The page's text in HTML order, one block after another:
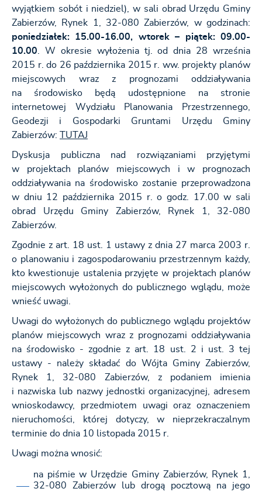
wyjątkiem sobót i niedziel), w sali obrad Urzędu Gminy
Zabierzów, Rynek 1, 32-080 Zabierzów, w godzinach:
poniedziałek: 15.00-16.00, wtorek – piątek: 09.00-
10.00 . W okresie wyłożenia tj. od dnia 28 września
2015 r. do 26 października 2015 r. ww. projekty planów
miejscowych wraz z prognozami oddziaływania
na środowisko będą udostępnione na stronie
internetowej Wydziału Planowania Przestrzennego,
Geodezji i Gospodarki Gruntami Urzędu Gminy
Zabierzów:
TUTAJ
Dyskusja publiczna nad rozwiązaniami przyjętymi
w projektach planów miejscowych i w prognozach
oddziaływania na środowisko zostanie przeprowadzona
w dniu 12 października 2015 r. o godz. 17.00 w sali
obrad Urzędu Gminy Zabierzów, Rynek 1, 32-080
Zabierzów.
Zgodnie z art. 18 ust. 1 ustawy z dnia 27 marca 2003 r.
o planowaniu i zagospodarowaniu przestrzennym każdy,
kto kwestionuje ustalenia przyjęte w projektach planów
miejscowych wyłożonych do publicznego wglądu, może
wnieść uwagi.
Uwagi do wyłożonych do publicznego wglądu projektów
planów miejscowych wraz z prognozami oddziaływania
na środowisko - zgodnie z art. 18 ust. 2 i ust. 3 tej
ustawy - należy składać do Wójta Gminy Zabierzów,
Rynek 1, 32-080 Zabierzów, z podaniem imienia
i nazwiska lub nazwy jednostki organizacyjnej, adresem
wnioskodawcy, przedmiotem uwagi oraz oznaczeniem
nieruchomości, której dotyczy, w nieprzekraczalnym
terminie do dnia 10 listopada 2015 r.
Uwagi można wnosić:
na piśmie w Urzędzie Gminy Zabierzów, Rynek 1,
32-080 Zabierzów lub drogą pocztową na jego